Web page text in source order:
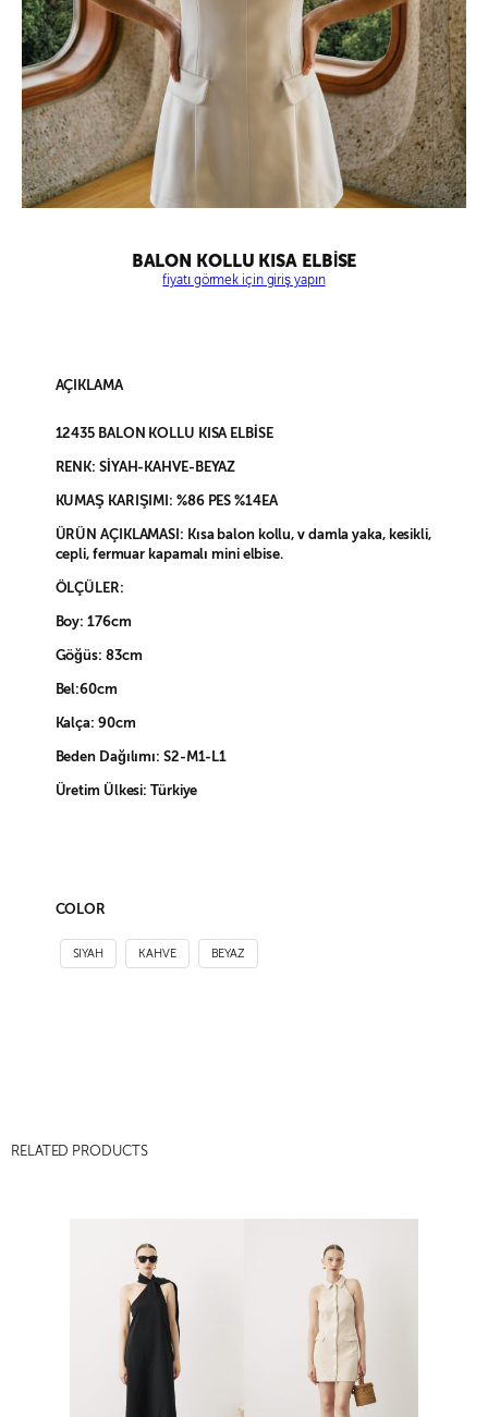
BALON KOLLU KISA ELBİSE
fiyatı görmek için giriş yapın
AÇIKLAMA
12435 BALON KOLLU KISA ELBİSE
RENK: SİYAH-KAHVE-BEYAZ
KUMAŞ KARIŞIMI: %86 PES %14EA
ÜRÜN AÇIKLAMASI: Kısa balon kollu, v damla yaka, kesikli,
cepli, fermuar kapamalı mini elbise.
ÖLÇÜLER:
Boy: 176cm
Göğüs: 83cm
Bel:60cm
Kalça: 90cm
Beden Dağılımı: S2-M1-L1
Üretim Ülkesi: Türkiye
COLOR
SIYAH KAHVE BEYAZ
RELATED PRODUCTS